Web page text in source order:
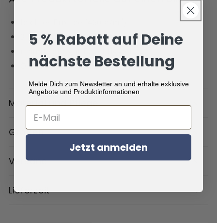
3 Borden oben und unten
Öko-Tex Standard 100
Material und Pflege
Größen
Versand
Lieferzeit
5 % Rabatt auf Deine
nächste Bestellung
Melde Dich zum Newsletter an und erhalte exklusive
Angebote und Produktinformationen
Jetzt anmelden